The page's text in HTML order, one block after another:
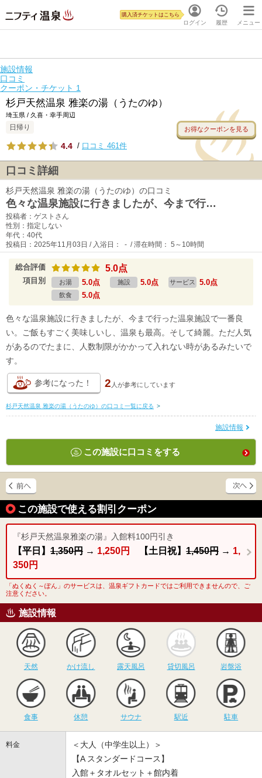
ログイン
購入済チケットはこちら
履歴 メニュー
施設情報
口コミ
クーポン・チケット 1
杉戸天然温泉 雅楽の湯（うたのゆ）
埼玉県 / 久喜・幸手周辺
日帰り お得なクーポンを見る
4.4 / 口コミ 461件
口コミ詳細
杉戸天然温泉 雅楽の湯（うたのゆ）の口コミ
色々な温泉施設に行きましたが、今まで行…
投稿者：ゲストさん
性別：指定しない
年代：40代
投稿日：2025年11月03日 / 入浴日： - / 滞在時間： 5～10時間
総合評価 5.0点
項目別 お湯 5.0点 施設 5.0点 サービス 5.0点
飲食 5.0点
色々な温泉施設に行きましたが、今まで行った温泉施設で一番良
い。ご飯もすごく美味しいし、温泉も最高。そして綺麗。ただ人気
があるのでたまに、人数制限がかかって入れない時があるみたいで
す。
参考になった！ 2 人が参考にしています
杉戸天然温泉 雅楽の湯（うたのゆ）の口コミ一覧に戻る >
施設情報
この施設に口コミをする
この施設で使える割引クーポン
『杉戸天然温泉雅楽の湯』入館料100円引き
【平日】 1,350円 → 1,250円 【土日祝】 1,450円 → 1,
350円
「ぬくぬく～ぽん」のサービスは、温泉ギフトカードではご利用できませんので、ご
注意ください。
施設情報
天然
かけ流し
かけ流し
露天風呂
露天風呂
貸切風呂
貸切風呂 岩盤浴
食事 休憩
サウナ
サウナ 駅近 駐車
料金
＜大人（中学生以上）＞
【A スタンダードコース】
入館＋タオルセット＋館内着